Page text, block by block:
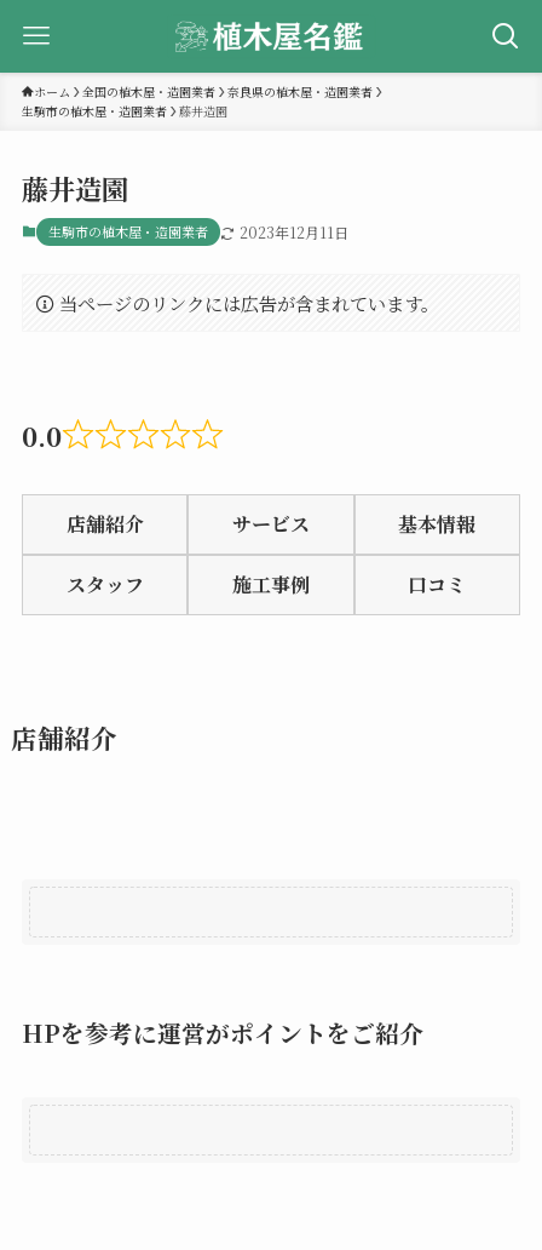
ホーム 全国の植木屋・造園業者
奈良県の植木屋・造園業者
生駒市の植木屋・造園業者
藤井造園
藤井造園
生駒市の植木屋・造園業者 2023年12月11日
当ページのリンクには広告が含まれています。
0.0
Rated
0.0
out
5
店舗紹介 サービス 基本情報
スタッフ 施工事例 口コミ
店舗紹介
HPを参考に運営がポイントをご紹介